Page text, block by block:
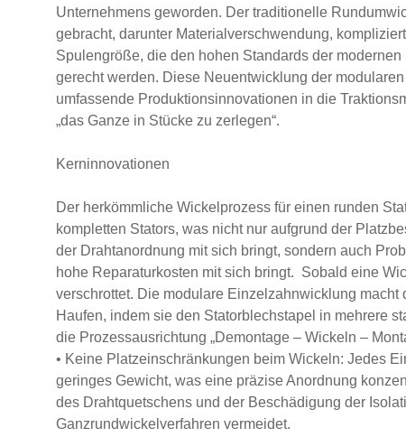
Unternehmens geworden. Der traditionelle
gebracht, darunter Materialverschwendung,
Spulengröße, die den hohen Standards der
gerecht werden. Diese Neuentwicklung der
umfassende Produktionsinnovationen in die
„das Ganze in Stücke zu zerlegen“.
Kerninnovationen
Der herkömmliche Wickelprozess für einen runden
kompletten Stators, was nicht nur aufgrund der
der Drahtanordnung mit sich bringt, sondern auch
hohe Reparaturkosten mit sich bringt. Sobald eine
verschrottet. Die modulare Einzelzahnwicklung
Haufen, indem sie den Statorblechstapel in mehrere
die Prozessausrichtung „Demontage – Wickeln –
• Keine Platzeinschränkungen beim Wickeln: Jedes
geringes Gewicht, was eine präzise Anordnung
des Drahtquetschens und der Beschädigung der
Ganzrundwickelverfahren vermeidet.